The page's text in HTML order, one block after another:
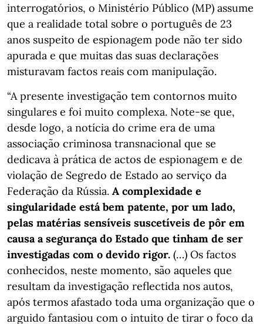
interrogatórios, o Ministério Público (MP) assume
que a realidade total sobre o português de 23
anos suspeito de espionagem pode não ter sido
apurada e que muitas das suas declarações
misturavam factos reais com manipulação.
“A presente investigação tem contornos muito
singulares e foi muito complexa. Note-se que,
desde logo, a notícia do crime era de uma
associação criminosa transnacional que se
dedicava à prática de actos de espionagem e de
violação de Segredo de Estado ao serviço da
Federação da Rússia. A complexidade e
singularidade está bem patente, por um lado,
pelas matérias sensíveis suscetíveis de pôr em
causa a segurança do Estado que tinham de ser
investigadas com o devido rigor. (…) Os factos
conhecidos, neste momento, são aqueles que
resultam da investigação reflectida nos autos,
após termos afastado toda uma organização que o
arguido fantasiou com o intuito de tirar o foco da